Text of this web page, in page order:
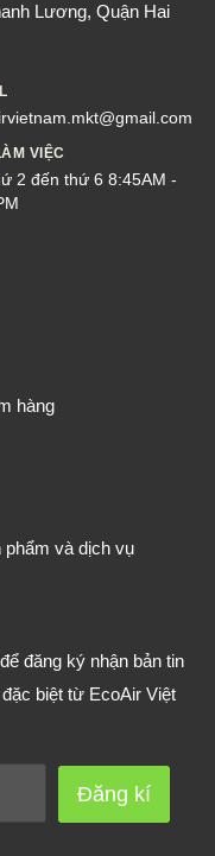
Lương, Quận Hai
VIỆC
2 đến thứ 6 8:45AM -
hàng
phẩm và dịch vụ
đăng ký nhận bản tin
biệt từ EcoAir Việt
Đăng kí